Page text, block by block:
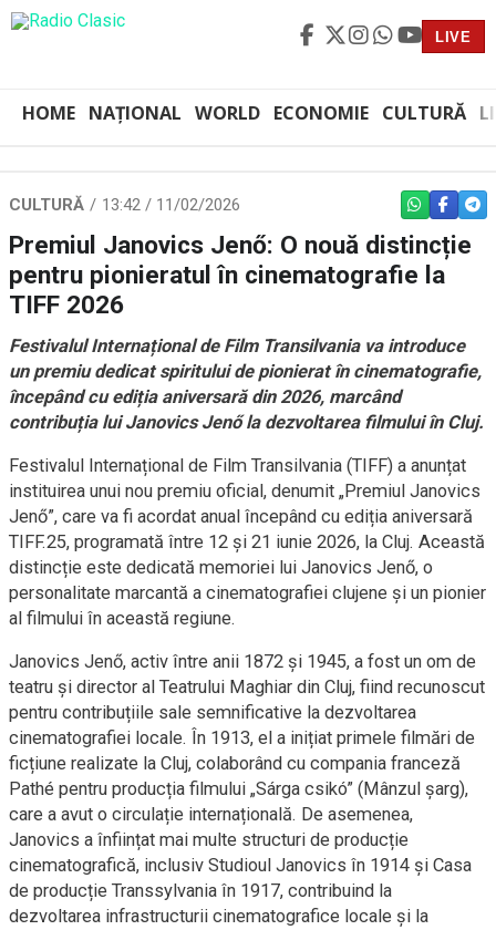
LIVE
HOME NAȚIONAL WORLD ECONOMIE CULTURĂ
CULTURĂ 13:42 / 11/02/2026 WHATSAPP
Premiul Janovics Jenő: O nouă distincție
pentru pionieratul în cinematografie la
TIFF 2026
Festivalul Internațional de Film Transilvania va introduce
un premiu dedicat spiritului de pionierat în cinematografie,
începând cu ediția aniversară din 2026, marcând
contribuția lui Janovics Jenő la dezvoltarea filmului în Cluj.
Festivalul Internațional de Film Transilvania (TIFF) a anunțat
instituirea unui nou premiu oficial, denumit „Premiul Janovics
Jenő”, care va fi acordat anual începând cu ediția aniversară
TIFF.25, programată între 12 și 21 iunie 2026, la Cluj. Această
distincție este dedicată memoriei lui Janovics Jenő, o
personalitate marcantă a cinematografiei clujene și un pionier
al filmului în această regiune.
Janovics Jenő, activ între anii 1872 și 1945, a fost un om de
teatru și director al Teatrului Maghiar din Cluj, fiind recunoscut
pentru contribuțiile sale semnificative la dezvoltarea
cinematografiei locale. În 1913, el a inițiat primele filmări de
ficțiune realizate la Cluj, colaborând cu compania franceză
Pathé pentru producția filmului „Sárga csikó” (Mânzul șarg),
care a avut o circulație internațională. De asemenea,
Janovics a înființat mai multe structuri de producție
cinematografică, inclusiv Studioul Janovics în 1914 și Casa
de producție Transsylvania în 1917, contribuind la
dezvoltarea infrastructurii cinematografice locale și la